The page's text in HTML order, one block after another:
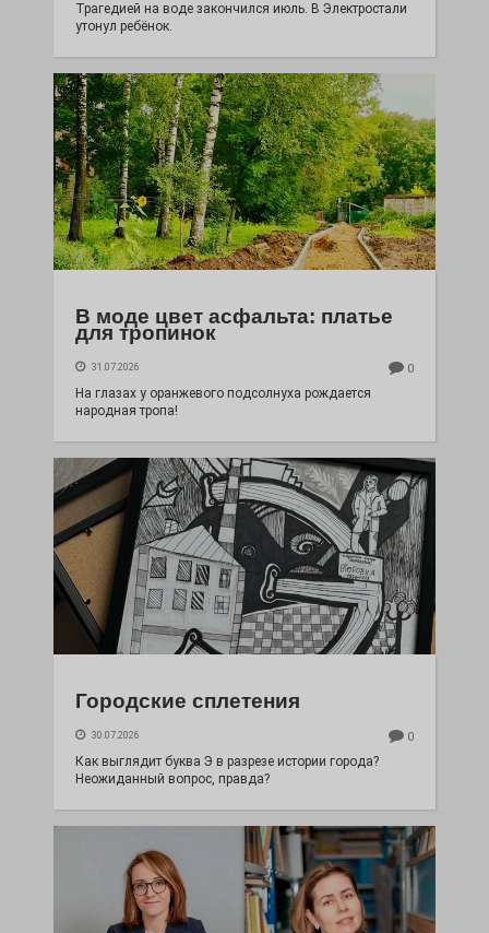
Трагедией на воде закончился июль. В Электростали
утонул ребёнок.
В моде цвет асфальта: платье
для тропинок
31.07.2026 0
На глазах у оранжевого подсолнуха рождается
народная тропа!
Городские сплетения
30.07.2026 0
Как выглядит буква Э в разрезе истории города?
Неожиданный вопрос, правда?